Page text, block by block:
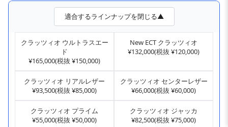
適合するラインナップを閉じる▲
クラッツィオ ウルトラスエー
ド
¥165,000(税抜 ¥150,000)
New ECT クラッツィオ
¥132,000(税抜 ¥120,000)
クラッツィオ リアルレザー
¥93,500(税抜 ¥85,000)
クラッツィオ センターレザー
¥66,000(税抜 ¥60,000)
クラッツィオ プライム
¥55,000(税抜 ¥50,000)
クラッツィオ ジャッカ
¥82,500(税抜 ¥75,000)